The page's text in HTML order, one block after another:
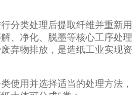
分类处理后提取纤维并重新用
、净化、脱墨等核心工序处理
弃物排放，是造纸工业实现资
使用并选择适当的处理方法，